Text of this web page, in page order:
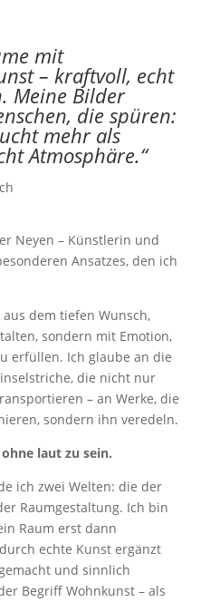
mit
– kraftvoll, echt
Meine Bilder
die spüren:
mehr als
Atmosphäre.“
Neyen – Künstlerin und
Ansatzes, den ich
dem tiefen Wunsch,
sondern mit Emotion,
erfüllen. Ich glaube an die
die nicht nur
– an Werke, die
sondern ihn veredeln.
laut zu sein.
ich zwei Welten: die der
Raumgestaltung. Ich bin
Raum erst dann
echte Kunst ergänzt
und sinnlich
Begriff Wohnkunst – als